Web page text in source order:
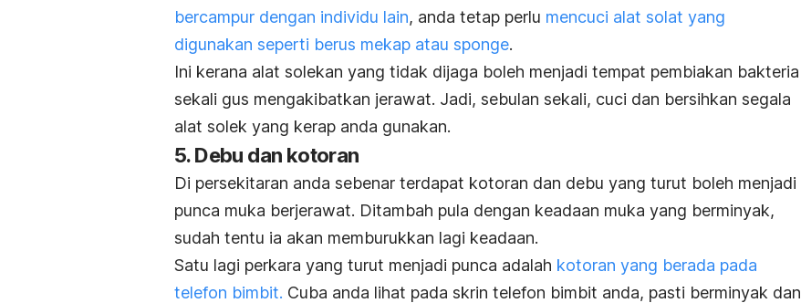
bercampur dengan individu lain, anda tetap perlu mencuci alat solat yang
digunakan seperti berus mekap atau sponge.
Ini kerana alat solekan yang tidak dijaga boleh menjadi tempat pembiakan bakteria
sekali gus mengakibatkan jerawat. Jadi, sebulan sekali, cuci dan bersihkan segala
alat solek yang kerap anda gunakan.
5. Debu dan kotoran
Di persekitaran anda sebenar terdapat kotoran dan debu yang turut boleh menjadi
punca muka berjerawat. Ditambah pula dengan keadaan muka yang berminyak,
sudah tentu ia akan memburukkan lagi keadaan.
Satu lagi perkara yang turut menjadi punca adalah kotoran yang berada pada
telefon bimbit. Cuba anda lihat pada skrin telefon bimbit anda, pasti berminyak dan